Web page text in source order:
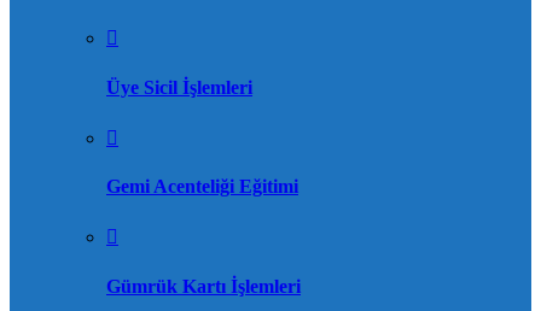
Üye Sicil İşlemleri
Gemi Acenteliği Eğitimi
Gümrük Kartı İşlemleri